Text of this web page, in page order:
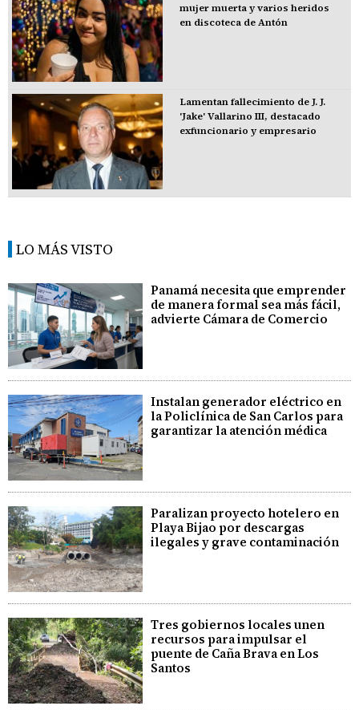
mujer muerta y varios heridos
en discoteca de Antón
Lamentan fallecimiento de J. J.
'Jake' Vallarino III, destacado
exfuncionario y empresario
LO MÁS VISTO
Panamá necesita que emprender
de manera formal sea más fácil,
advierte Cámara de Comercio
Instalan generador eléctrico en
la Policlínica de San Carlos para
garantizar la atención médica
Paralizan proyecto hotelero en
Playa Bijao por descargas
ilegales y grave contaminación
Tres gobiernos locales unen
recursos para impulsar el
puente de Caña Brava en Los
Santos